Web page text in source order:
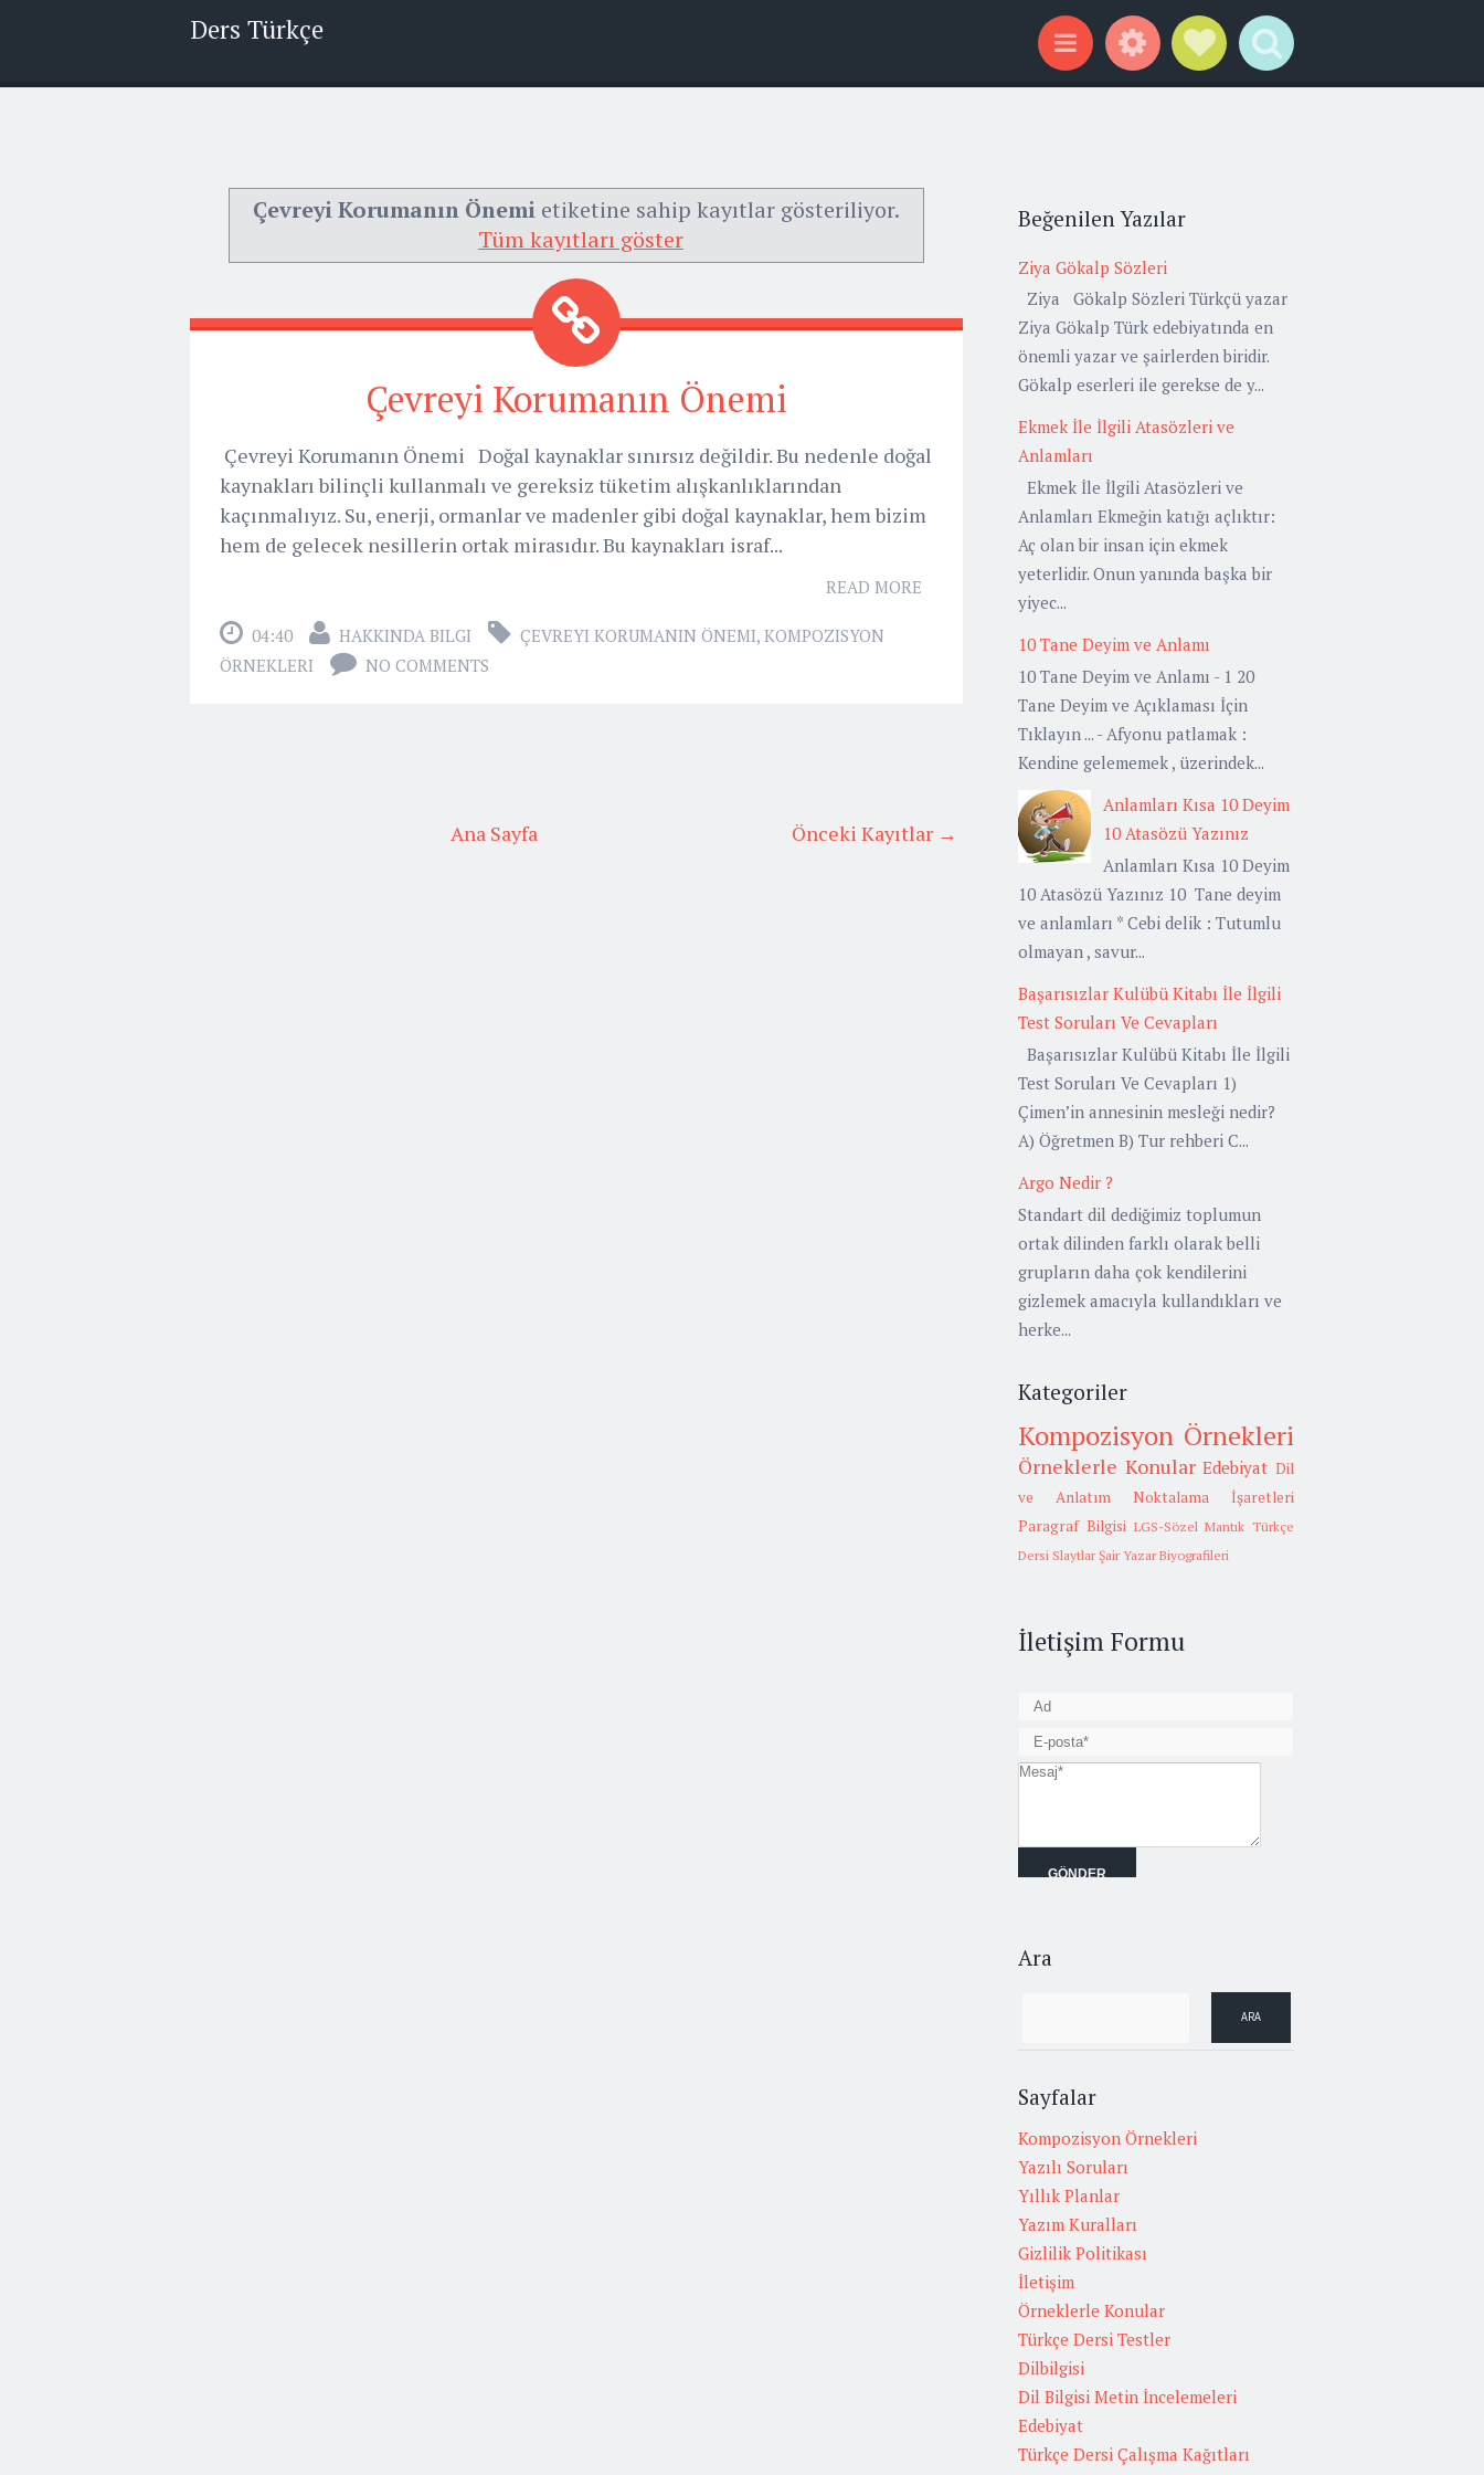
Ders Türkçe
Menu WidgetsSocial Links
Search
Çevreyi Korumanın Önemi etiketine sahip kayıtlar gösteriliyor.
Tüm kayıtları göster
Çevreyi Korumanın Önemi
Çevreyi Korumanın Önemi Doğal kaynaklar sınırsız değildir. Bu nedenle doğal
kaynakları bilinçli kullanmalı ve gereksiz tüketim alışkanlıklarından
kaçınmalıyız. Su, enerji, ormanlar ve madenler gibi doğal kaynaklar, hem bizim
hem de gelecek nesillerin ortak mirasıdır. Bu kaynakları israf...
READ MORE
04:40 HAKKINDA BILGI ÇEVREYI KORUMANIN ÖNEMI, KOMPOZISYON
ÖRNEKLERI
NO COMMENTS
Önceki Kayıtlar →
Ana Sayfa
Beğenilen Yazılar
Ziya Gökalp Sözleri
Ziya Gökalp Sözleri Türkçü yazar
Ziya Gökalp Türk edebiyatında en
önemli yazar ve şairlerden biridir.
Gökalp eserleri ile gerekse de y...
Ekmek İle İlgili Atasözleri ve
Anlamları
Ekmek İle İlgili Atasözleri ve
Anlamları Ekmeğin katığı açlıktır:
Aç olan bir insan için ekmek
yeterlidir. Onun yanında başka bir
yiyec...
10 Tane Deyim ve Anlamı
10 Tane Deyim ve Anlamı - 1 20
Tane Deyim ve Açıklaması İçin
Tıklayın ... - Afyonu patlamak :
Kendine gelememek , üzerindek...
Anlamları Kısa 10 Deyim
10 Atasözü Yazınız
Anlamları Kısa 10 Deyim
10 Atasözü Yazınız 10 Tane deyim
ve anlamları * Cebi delik : Tutumlu
olmayan , savur...
Başarısızlar Kulübü Kitabı İle İlgili
Test Soruları Ve Cevapları
Başarısızlar Kulübü Kitabı İle İlgili
Test Soruları Ve Cevapları 1)
Çimen’in annesinin mesleği nedir?
A) Öğretmen B) Tur rehberi C...
Argo Nedir ?
Standart dil dediğimiz toplumun
ortak dilinden farklı olarak belli
grupların daha çok kendilerini
gizlemek amacıyla kullandıkları ve
herke...
Kategoriler
Kompozisyon Örnekleri
Örneklerle Konular Edebiyat Dil
ve Anlatım
Noktalama İşaretleri
Paragraf Bilgisi LGS-Sözel Mantık Türkçe
Dersi Slaytlar Şair Yazar Biyografileri
İletişim Formu
Ara
Sayfalar
Kompozisyon Örnekleri
Yazılı Soruları
Yıllık Planlar
Yazım Kuralları
Gizlilik Politikası
İletişim
Örneklerle Konular
Türkçe Dersi Testler
Dilbilgisi
Dil Bilgisi Metin İncelemeleri
Edebiyat
Türkçe Dersi Çalışma Kağıtları